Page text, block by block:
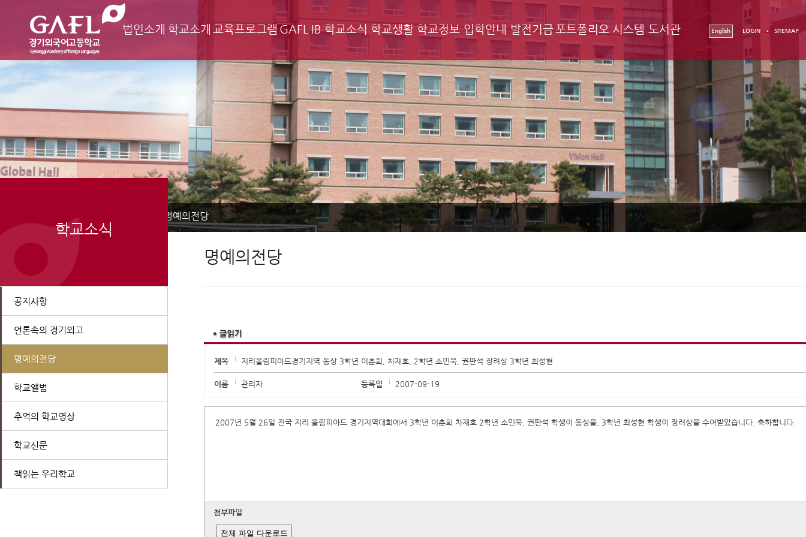
English LOGIN SITEMAP
법인소개 학교소개 교육프로그램 GAFL IB 학교소식 학교생활 학교정보 입학안내 발전기금포트폴리오 시스템 도서관
Home 명예의전당
학교소식
공지사항
언론속의 경기외고
명예의전당
학교앨범
추억의 학교영상
학교신문
책읽는 우리학교
명예의전당
제목 지리올림피아드경기지역 동상 3학년 이춘희, 차재호, 2학년 소민욱, 권판석 장려상 3학년 최성현
이름 관리자 등록일 2007-09-19
2007년 5월 26일 전국 지리 올림피아드 경기지역대회에서 3학년 이춘희 차재호 2학년 소민욱, 권판석 학생이 동상을, 3학년 최성현 학생이 장려상을 수여받았습니다. 축하합니다.
첨부파일
전체 파일 다운로드